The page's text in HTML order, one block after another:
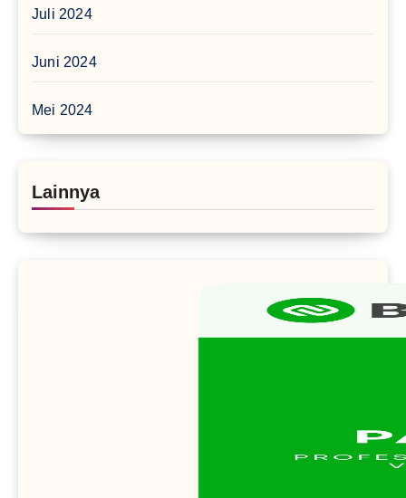
Juli 2024
Juni 2024
Mei 2024
Lainnya